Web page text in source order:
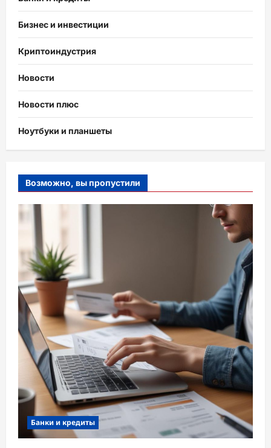
Бизнес и инвестиции
Криптоиндустрия
Новости
Новости плюс
Ноутбуки и планшеты
Возможно, вы пропустили
Банки и кредиты